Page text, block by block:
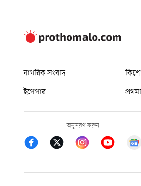
নাগরিক সংবাদ
ইপেপার
প্রথমা
অনুসরণ করুন